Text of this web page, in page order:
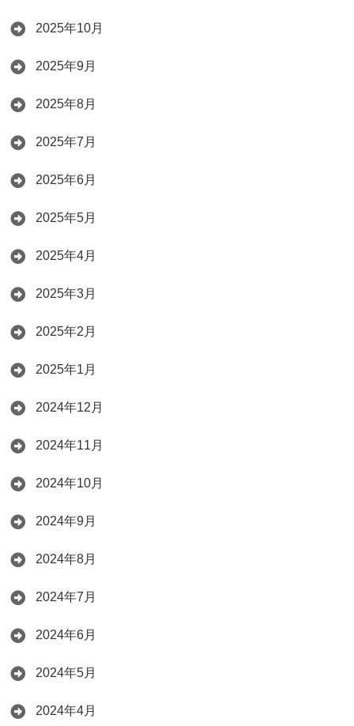
2025年10月
2025年9月
2025年8月
2025年7月
2025年6月
2025年5月
2025年4月
2025年3月
2025年2月
2025年1月
2024年12月
2024年11月
2024年10月
2024年9月
2024年8月
2024年7月
2024年6月
2024年5月
2024年4月